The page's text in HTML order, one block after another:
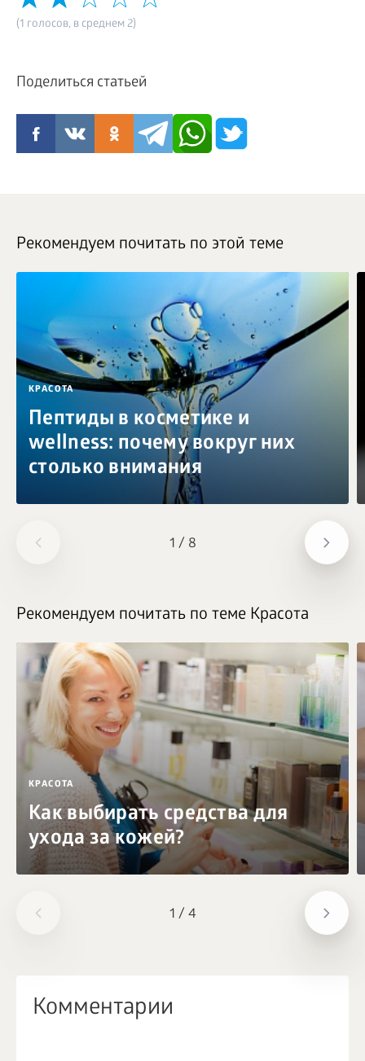
(1 голосов, в среднем 2)
Поделиться статьей
1 / 8
Рекомендуем почитать по этой теме
КРАСОТА
Пептиды в косметике и
wellness: почему вокруг них
столько внимания
1 / 4
Рекомендуем почитать по теме Красота
КРАСОТА
Как выбирать средства для
ухода за кожей?
Комментарии